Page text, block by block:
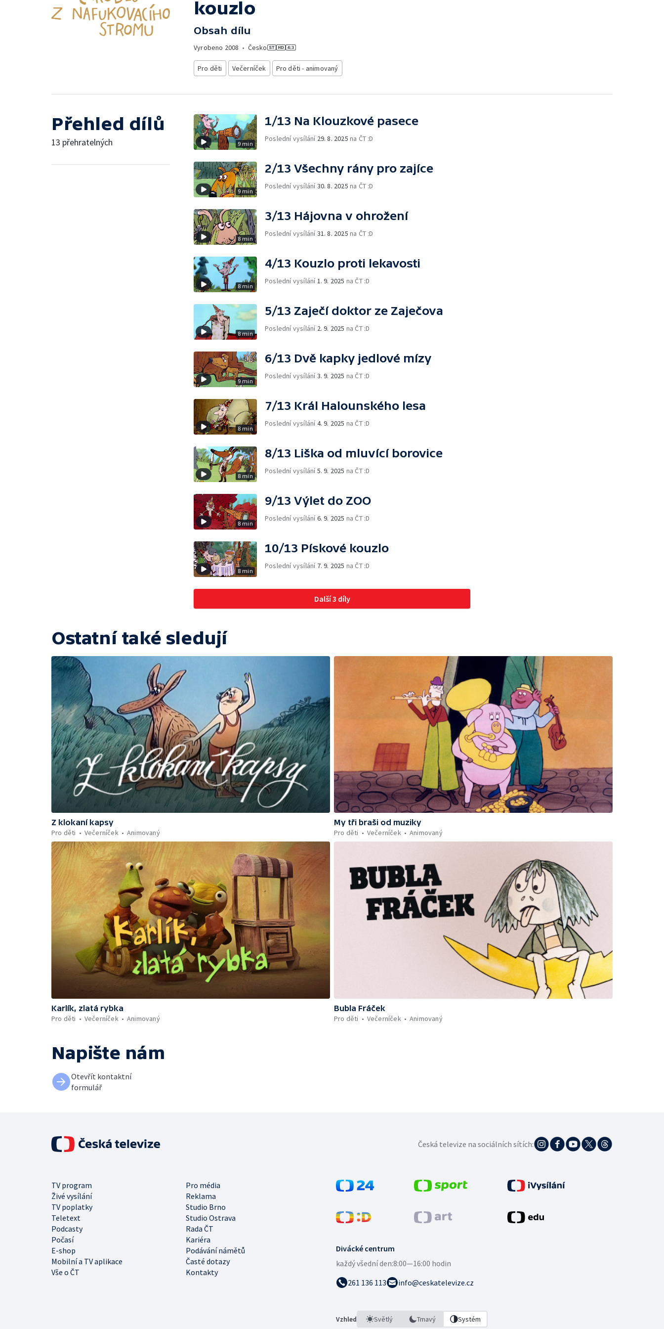
kouzlo
Obsah dílu
Vyrobeno 2008 • Česko
Pro děti Večerníček Pro děti - animovaný
Přehled dílů
13 přehratelných 9 min
1/13 Na Klouzkové pasece
Poslední vysílání 29. 8. 2025 na ČT :D
9 min
2/13 Všechny rány pro zajíce
Poslední vysílání30. 8. 2025 na ČT :D
8 min
3/13 Hájovna v ohrožení
Poslední vysílání31. 8. 2025 na ČT :D
8 min
4/13 Kouzlo proti lekavosti
Poslední vysílání1. 9. 2025 na ČT :D
8 min
5/13 Zaječí doktor ze Zaječova
Poslední vysílání 2. 9. 2025 na ČT :D
9 min
6/13 Dvě kapky jedlové mízy
Poslední vysílání3. 9. 2025 na ČT :D
8 min
7/13 Král Halounského lesa
Poslední vysílání4. 9. 2025 na ČT :D
8 min
8/13 Liška od mluvící borovice
Poslední vysílání5. 9. 2025 na ČT :D
8 min
9/13 Výlet do ZOO
Poslední vysílání6. 9. 2025 na ČT :D
8 min
10/13 Pískové kouzlo
Poslední vysílání 7. 9. 2025 na ČT :D
Další 3 díly
Ostatní také sledují
Z klokaní kapsy
Pro děti
Večerníček Animovaný
My tři braši od muziky
Pro děti
Večerníček Animovaný
Karlík, zlatá rybka
Pro děti
Večerníček Animovaný
Bubla Fráček
Pro děti
Večerníček Animovaný
Napište nám
Otevřít kontaktní
formulář
Divácké centrum
každý všední den:8:00—16:00 hodin
261 136 113
info@ceskatelevize.cz
Vzhled Světlý Tmavý Systém
TV program
Pro média
Živé vysílání
Reklama
TV poplatky
Studio Brno
Teletext
Studio Ostrava
Podcasty
Rada ČT
Počasí
Kariéra
E-shop
Podávání námětů
Mobilní a TV aplikace
Časté dotazy
Vše o ČT
Kontakty
Česká televize na sociálních sítích: